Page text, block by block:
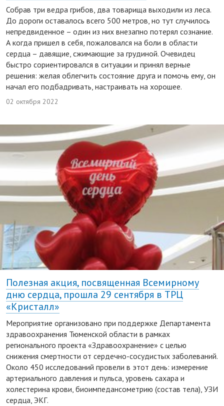
Собрав три ведра грибов, два товарища выходили из леса.
До дороги оставалось всего 500 метров, но тут случилось
непредвиденное – один из них внезапно потерял сознание.
А когда пришел в себя, пожаловался на боли в области
сердца – давящие, сжимающие за грудиной. Очевидец
быстро сориентировался в ситуации и принял верные
решения: желая облегчить состояние друга и помочь ему, он
начал его подбадривать, настраивать на хорошее.
02 октября 2022
Полезная акция, посвященная Всемирному
дню сердца, прошла 29 сентября в ТРЦ
«Кристалл»
Мероприятие организовано при поддержке Департамента
здравоохранения Тюменской области в рамках
регионального проекта «Здравоохранение» с целью
снижения смертности от сердечно-сосудистых заболеваний.
Около 450 исследований провели в этот день: измерение
артериального давления и пульса, уровень сахара и
холестерина крови, биоимпедансометрию (состав тела), УЗИ
сердца, ЭКГ.